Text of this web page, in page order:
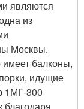
являются
из
Москвы.
имеет балконы,
идущие
1МГ-300